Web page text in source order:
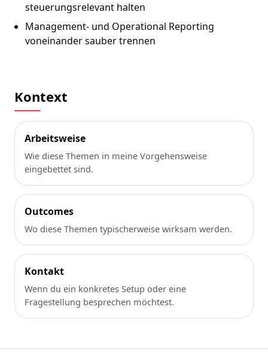
steuerungsrelevant halten
Management- und Operational Reporting
voneinander sauber trennen
Kontext
Arbeitsweise
Wie diese Themen in meine Vorgehensweise
eingebettet sind.
Outcomes
Wo diese Themen typischerweise wirksam werden.
Kontakt
Wenn du ein konkretes Setup oder eine
Fragestellung besprechen möchtest.